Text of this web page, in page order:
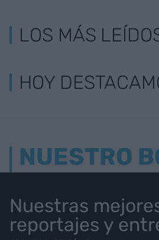
LOS MÁS
HOY
NUESTRO
Nuestras
reportajes y